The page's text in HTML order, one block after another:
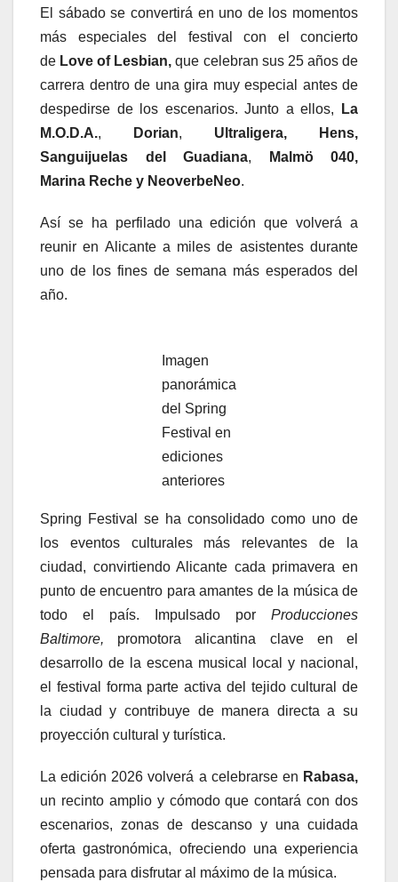
El sábado se convertirá en uno de los momentos
más especiales del festival con el concierto
de Love of Lesbian, que celebran sus 25 años de
carrera dentro de una gira muy especial antes de
despedirse de los escenarios. Junto a ellos,
La
M.O.D.A., Dorian, Ultraligera, Hens,
Sanguijuelas del Guadiana,
Malmö 040,
Marina Reche y NeoverbeNeo.
Así se ha perfilado una edición que volverá a
reunir en Alicante a miles de asistentes durante
uno de los fines de semana más esperados del
año.
Imagen
panorámica
del Spring
Festival en
ediciones
anteriores
Spring Festival se ha consolidado como uno de
los eventos culturales más relevantes de la
ciudad, convirtiendo Alicante cada primavera en
punto de encuentro para amantes de la música de
todo el país. Impulsado por Producciones
Baltimore, promotora alicantina clave en el
desarrollo de la escena musical local y nacional,
el festival forma parte activa del tejido cultural de
la ciudad y contribuye de manera directa a su
proyección cultural y turística.
La edición 2026 volverá a celebrarse en Rabasa,
un recinto amplio y cómodo que contará con dos
escenarios, zonas de descanso y una cuidada
oferta gastronómica, ofreciendo una experiencia
pensada para disfrutar al máximo de la música.